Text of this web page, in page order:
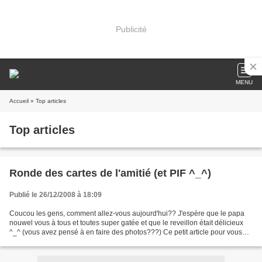
Publicité
MENU
Accueil » Top articles
Top articles
Ronde des cartes de l'amitié (et PIF ^_^)
Publié le 26/12/2008 à 18:09
Coucou les gens, comment allez-vous aujourd'hui?? J'espère que le papa
nouwel vous à tous et toutes super gatée et que le reveillon était délicieux
^_^ (vous avez pensé à en faire des photos???) Ce petit article pour vous